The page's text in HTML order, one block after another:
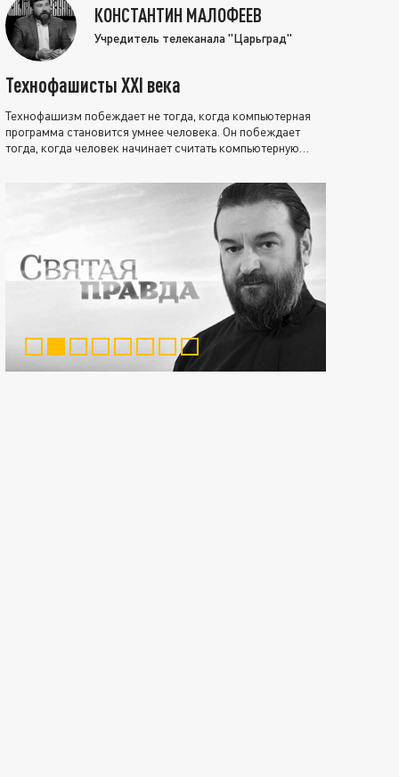
КОНСТАНТИН МАЛОФЕЕВ
Учредитель телеканала "Царьград"
Технофашисты XXI века
Технофашизм побеждает не тогда, когда компьютерная
программа становится умнее человека. Он побеждает
тогда, когда человек начинает считать компьютерную